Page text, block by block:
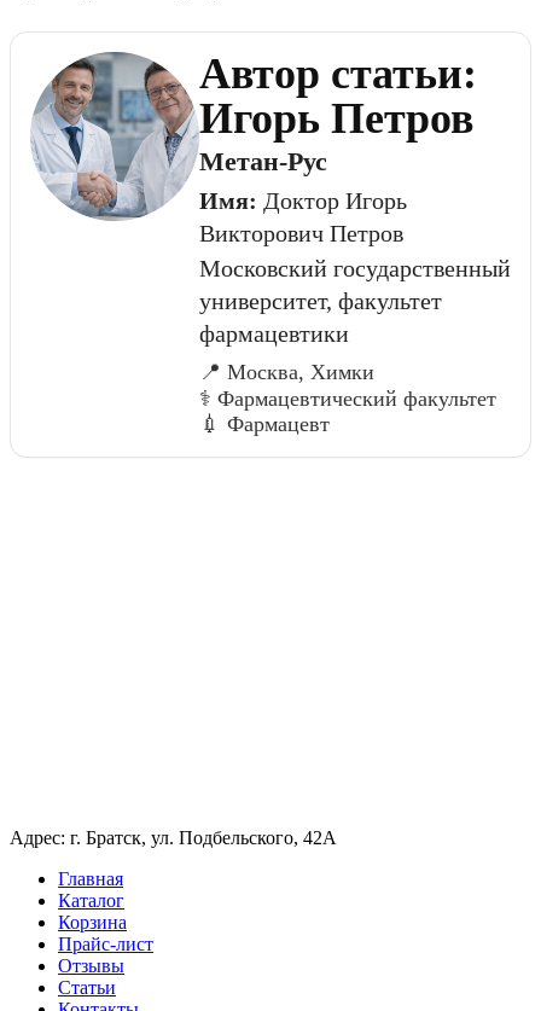
Автор статьи:
Игорь Петров
Метан-Рус
Имя: Доктор Игорь
Викторович Петров
Московский государственный
университет, факультет
фармацевтики
📍 Москва, Химки
⚕️ Фармацевтический факультет
💉 Фармацевт
Адрес: г. Братск, ул. Подбельского, 42А
Главная
Каталог
Корзина
Прайс-лист
Отзывы
Статьи